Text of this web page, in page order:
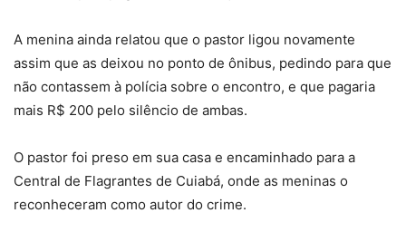
A menina ainda relatou que o pastor ligou novamente
assim que as deixou no ponto de ônibus, pedindo para que
não contassem à polícia sobre o encontro, e que pagaria
mais R$ 200 pelo silêncio de ambas.
O pastor foi preso em sua casa e encaminhado para a
Central de Flagrantes de Cuiabá, onde as meninas o
reconheceram como autor do crime.